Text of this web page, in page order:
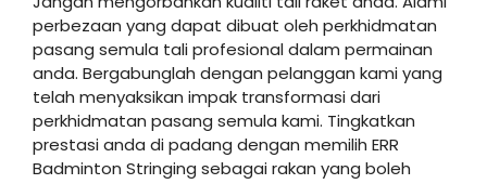
perbezaan yang dapat dibuat oleh perkhidmatan
pasang semula tali profesional dalam permainan
anda. Bergabunglah dengan pelanggan kami yang
telah menyaksikan impak transformasi dari
perkhidmatan pasang semula kami. Tingkatkan
prestasi anda di padang dengan memilih ERR
Badminton Stringing sebagai rakan yang boleh